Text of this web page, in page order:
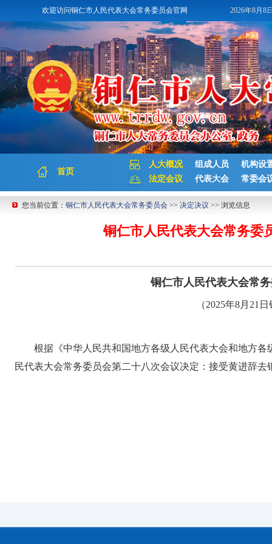
欢迎访问铜仁市人民代表大会常务委员会官网 2026年8月8
首页
人大概况 组成人员
机构设
法定会议
代表大会 常委会
您当前位置： 铜仁市人民代表大会常务委员会 >> 决定决议 >> 浏览信息
铜仁市人民代表大会常务委
铜仁市人民代表大会常
（2025年8月21
根据《中华人民共和国地方各级人民代表大会和地方
民代表大会常务委员会第二十八次会议决定：接受黄进辞